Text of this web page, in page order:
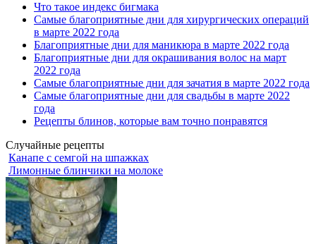
Что такое индекс бигмака
Самые благоприятные дни для хирургических операций
в марте 2022 года
Благоприятные дни для маникюра в марте 2022 года
Благоприятные дни для окрашивания волос на март
2022 года
Самые благоприятные дни для зачатия в марте 2022 года
Самые благоприятные дни для свадьбы в марте 2022
года
Рецепты блинов, которые вам точно понравятся
Случайные рецепты
Канапе с семгой на шпажках
Лимонные блинчики на молоке